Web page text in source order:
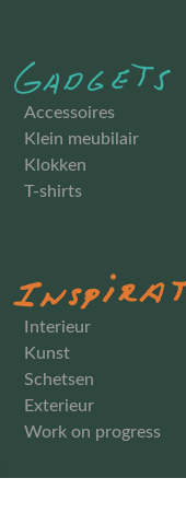
Accessoires
Klein meubilair
Klokken
T-shirts
Interieur
Kunst
Schetsen
Exterieur
Work on progress